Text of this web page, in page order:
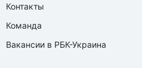
Контакты
Команда
Вакансии в РБК-Украина